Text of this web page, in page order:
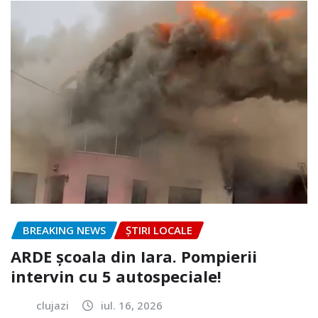
BREAKING NEWS ȘTIRI LOCALE
ARDE școala din Iara. Pompierii
intervin cu 5 autospeciale!
clujazi iul. 16, 2026